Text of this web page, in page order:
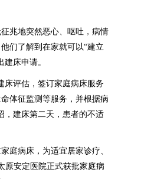
兆地突然恶心、呕吐，病情
们了解到在家就可以“建立
床申请。
评估，签订家庭病床服务
体征监测等服务，并根据病
，建床第二天，患者的不适
病床，为适宜居家诊疗、
原安定医院正式获批家庭病